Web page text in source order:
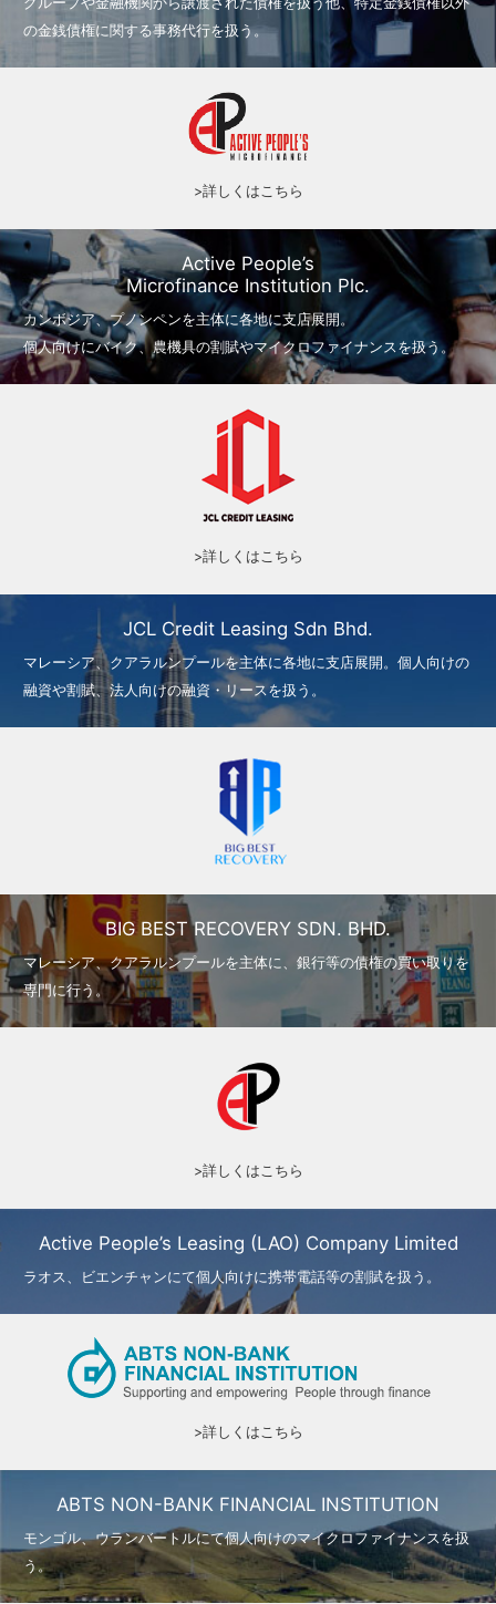
の金銭債権に関する事務代行を扱う。
>詳しくはこちら
Active People’s
Microfinance Institution Plc.
カンボジア、プノンペンを主体に各地に支店展開。
個人向けにバイク、農機具の割賦やマイクロファイナンスを扱う。
>詳しくはこちら
JCL Credit Leasing Sdn Bhd.
マレーシア、クアラルンプールを主体に各地に支店展開。個人向けの
融資や割賦、法人向けの融資・リースを扱う。
BIG BEST RECOVERY SDN. BHD.
マレーシア、クアラルンプールを主体に、銀行等の債権の買い取りを
専門に行う。
>詳しくはこちら
Active People’s Leasing (LAO) Company Limited
ラオス、ビエンチャンにて個人向けに携帯電話等の割賦を扱う。
>詳しくはこちら
ABTS NON-BANK FINANCIAL INSTITUTION
モンゴル、ウランバートルにて個人向けのマイクロファイナンスを扱
う。